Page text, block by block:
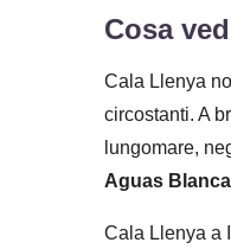
Cosa
Cala Llenya
circostanti. A
lungomare,
Aguas
Cala Llenya a